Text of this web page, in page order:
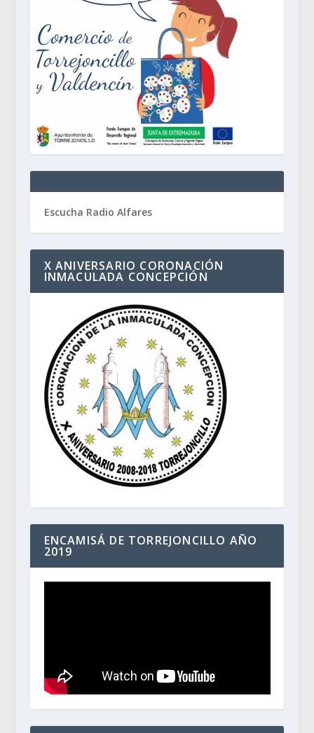
Escucha Radio Alfares
X ANIVERSARIO CORONACIÓN
INMACULADA CONCEPCIÓN
ENCAMISÁ DE TORREJONCILLO AÑO
2019